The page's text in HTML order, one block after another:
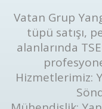
Vatan Grup
tüpü satışı,
alanlarında
Hizmetlerimiz: